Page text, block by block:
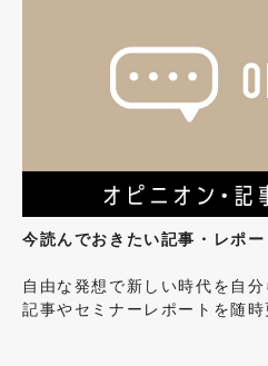
今読んでおきたい記事・レポー
自由な発想で新しい時代を自
記事やセミナーレポートを随時